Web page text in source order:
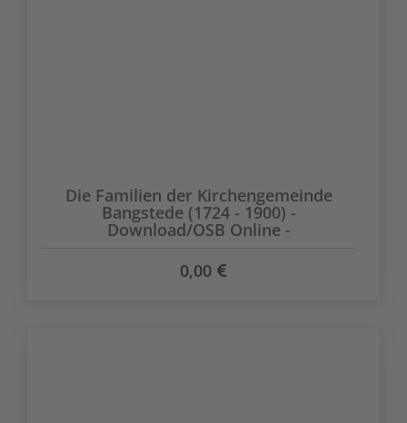
Die Familien der Kirchengemeinde
Bangstede (1724 - 1900) -
Download/OSB Online -
0,00